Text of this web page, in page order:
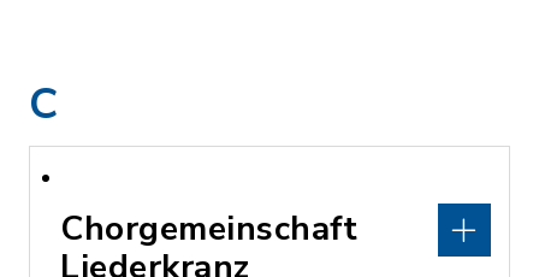
C
Chorgemeinschaft
Liederkranz